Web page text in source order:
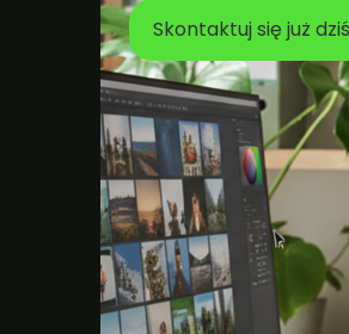
Skontaktuj się już